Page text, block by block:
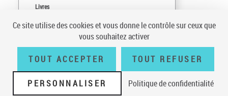
Livres
Date (croissant)
sur 1
10
résultats/page
Conditions générales d'utilisation | A propos | Plan du site |
Écrire à la
Ce site utilise des cookies et vous donne le contrôle sur ceux que
vous souhaitez activer
TOUT ACCEPTER TOUT REFUSER
PERSONNALISER Politique de confidentialité